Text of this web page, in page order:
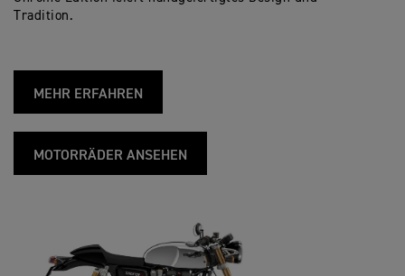
Tradition.
MEHR ERFAHREN
MOTORRÄDER ANSEHEN